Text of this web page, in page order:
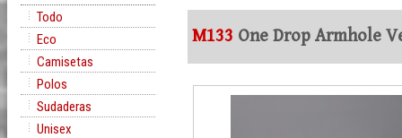
Todo
Eco
Camisetas
Polos
Sudaderas
Unisex
M133 One Drop Armhole